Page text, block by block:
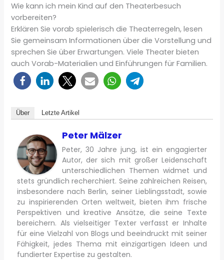
Wie kann ich mein Kind auf den Theaterbesuch
vorbereiten?
Erklären Sie vorab spielerisch die Theaterregeln, lesen
Sie gemeinsam Informationen über die Vorstellung und
sprechen Sie über Erwartungen. Viele Theater bieten
auch Vorab-Materialien und Einführungen für Familien.
Über Letzte Artikel
Peter Mälzer
Peter, 30 Jahre jung, ist ein engagierter
Autor, der sich mit großer Leidenschaft
unterschiedlichen Themen widmet und
stets gründlich recherchiert. Seine zahlreichen Reisen,
insbesondere nach Berlin, seiner Lieblingsstadt, sowie
zu inspirierenden Orten weltweit, bieten ihm frische
Perspektiven und kreative Ansätze, die seine Texte
bereichern. Als vielseitiger Texter verfasst er Inhalte
für eine Vielzahl von Blogs und beeindruckt mit seiner
Fähigkeit, jedes Thema mit einzigartigen Ideen und
fundierter Expertise zu gestalten.